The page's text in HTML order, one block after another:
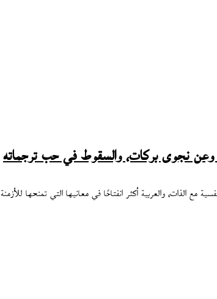
وعن نجوى بركات، والسقوط في حب ترجماته
مع الذات، والعربية أكثر انفتاحًا في معانيها التي تمنحها للأزمنة